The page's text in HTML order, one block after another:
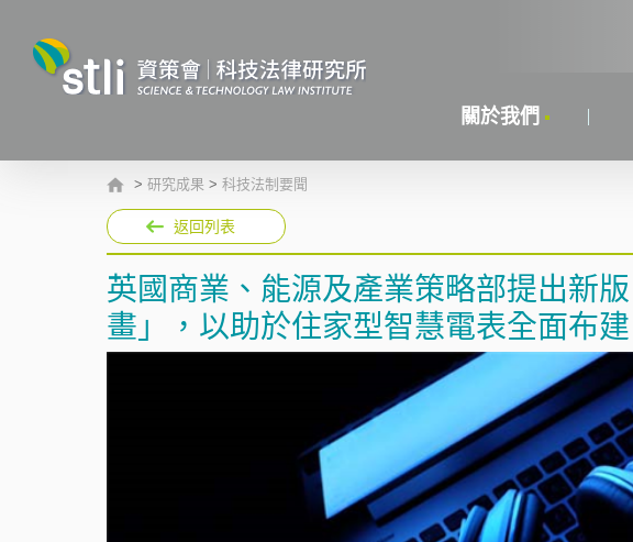
關於我們
> 研究成果 > 科技法制要聞
返回列表
英國商業、能源及產業策略部提出新
畫」，以助於住家型智慧電表全面布建